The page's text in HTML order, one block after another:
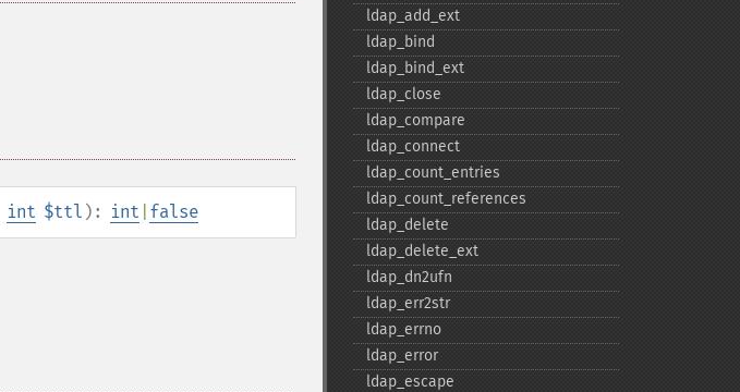
int $ttl ): int false
ldap_​add_​ext
ldap_​bind
ldap_​bind_​ext
ldap_​close
ldap_​compare
ldap_​connect
ldap_​count_​entries
ldap_​count_​references
ldap_​delete
ldap_​delete_​ext
ldap_​dn2ufn
ldap_​err2str
ldap_​errno
ldap_​error
ldap_​escape